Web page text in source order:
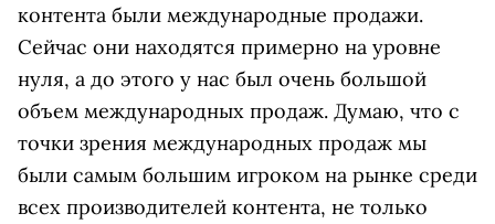
контента были международные продажи.
Сейчас они находятся примерно на уровне
нуля, а до этого у нас был очень большой
объем международных продаж. Думаю, что с
точки зрения международных продаж мы
были самым большим игроком на рынке среди
всех производителей контента, не только